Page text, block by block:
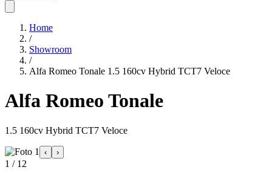
Home
/
Showroom
/
Alfa Romeo Tonale 1.5 160cv Hybrid TCT7 Veloce
Alfa Romeo Tonale
1.5 160cv Hybrid TCT7 Veloce
‹ ›
1 / 12